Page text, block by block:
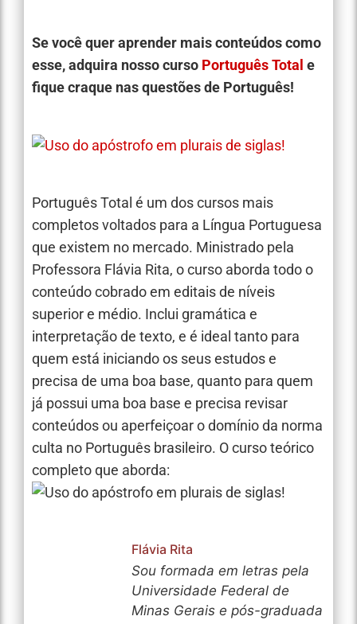
Se você quer aprender mais conteúdos como
esse, adquira nosso curso Português Total e
fique craque nas questões de Português!
Português Total é um dos cursos mais
completos voltados para a Língua Portuguesa
que existem no mercado. Ministrado pela
Professora Flávia Rita, o curso aborda todo o
conteúdo cobrado em editais de níveis
superior e médio. Inclui gramática e
interpretação de texto, e é ideal tanto para
quem está iniciando os seus estudos e
precisa de uma boa base, quanto para quem
já possui uma boa base e precisa revisar
conteúdos ou aperfeiçoar o domínio da norma
culta no Português brasileiro. O curso teórico
completo que aborda:
Flávia Rita
Sou formada em letras pela
Universidade Federal de
Minas Gerais e pós-graduada